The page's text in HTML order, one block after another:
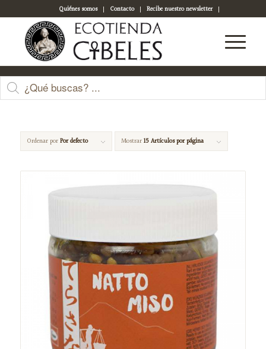
Quiénes somos Contacto
Recibe nuestro newsletter
Acceso a tu cuenta
natto
Ordenar porPor defecto Mostrar15 Artículos por página